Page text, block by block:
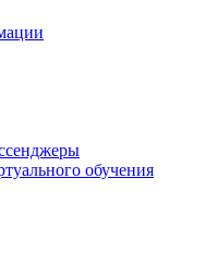
обучения